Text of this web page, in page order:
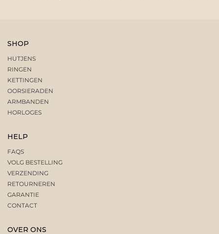
SHOP
HUTJENS
RINGEN
KETTINGEN
OORSIERADEN
ARMBANDEN
HORLOGES
HELP
FAQS
VOLG BESTELLING
VERZENDING
RETOURNEREN
GARANTIE
CONTACT
OVER ONS